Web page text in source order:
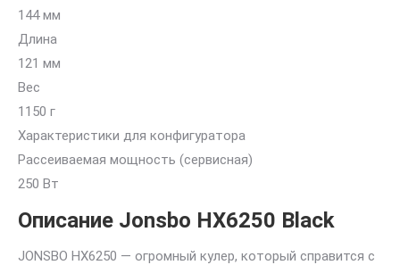
144 мм
Длина
121 мм
Вес
1150 г
Характеристики для конфигуратора
Рассеиваемая мощность (сервисная)
250 Вт
Описание Jonsbo HX6250 Black
JONSBO HX6250 — огромный кулер, который справится с